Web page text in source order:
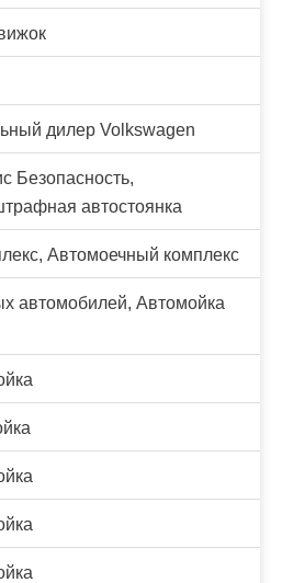
дилер Volkswagen
Безопасность,
автостоянка
Автомоечный комплекс
автомобилей, Автомойка